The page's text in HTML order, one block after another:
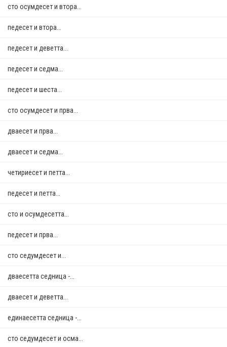
сто осумдесет и втора...
педесет и втора...
педесет и деветта...
педесет и седма...
педесет и шеста...
сто осумдесет и прва...
дваесет и прва...
дваесет и седма...
четириесет и петта...
педесет и петта...
сто и осумдесетта...
педесет и прва...
сто седумдесет и...
дваесетта седница -...
дваесет и деветта...
единаесетта седница -...
сто седумдесет и осма...